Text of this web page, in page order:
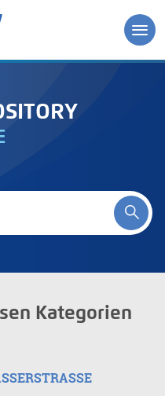
Kategorien